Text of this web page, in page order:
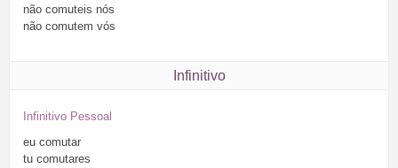
não comuteis nós
não comutem vós
Infinitivo
Infinitivo Pessoal
eu comutar
tu comutares